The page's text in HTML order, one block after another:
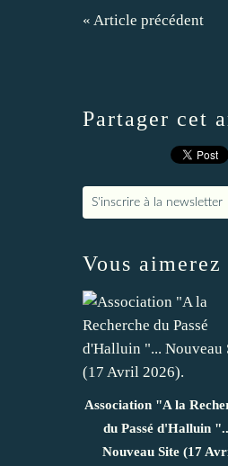
« Article précédent
Partager cet
S'inscrire à la newsletter
Vous aimerez
Association "A la
du Passé d'Halluin
Nouveau Site (17